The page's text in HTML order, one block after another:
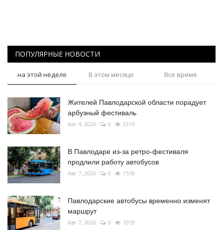
Қазақша Русский
ПОПУЛЯРНЫЕ НОВОСТИ
на этой неделе В этом месяце Все время
Жителей Павлодарской области порадует
арбузный фестиваль
Авг 4, 2026 0 2319
В Павлодаре из-за ретро-фестиваля
продлили работу автобусов
Авг 7, 2026 0 1518
Павлодарские автобусы временно изменят
маршрут
Авг 7, 2026 0 1059